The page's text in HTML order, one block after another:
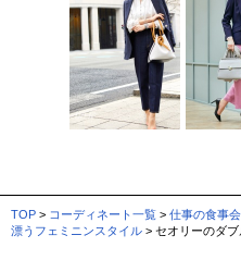
TOP > コーディネート一覧 > 仕事の食事
漂うフェミニンスタイル > セオリーのダブ